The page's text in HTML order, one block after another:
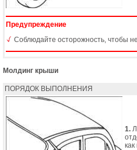
Предупреждение
Соблюдайте осторожность, чтобы
Молдинг крыши
ПОРЯДОК ВЫПОЛНЕНИЯ
1.